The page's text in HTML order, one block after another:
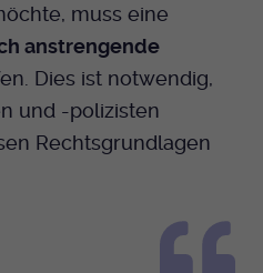
muss eine
anstrengende
Dies ist notwendig,
und -polizisten
Rechtsgrundlagen